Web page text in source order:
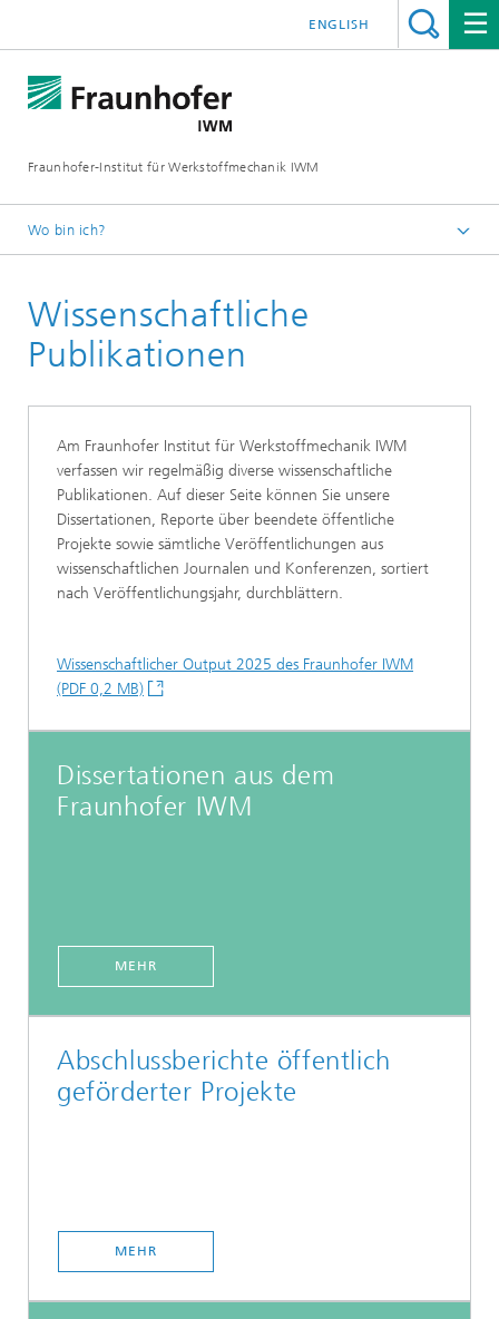
Fraunhofer-Institut für Werkstoffmechanik IWM
ENGLISH
Wo bin ich?
Wissenschaftliche Exzellenz
Wissenschaftliche
Publikationen
Am Fraunhofer Institut für Werkstoffmechanik IWM
verfassen wir regelmäßig diverse wissenschaftliche
Publikationen. Auf dieser Seite können Sie unsere
Dissertationen, Reporte über beendete öffentliche
Projekte sowie sämtliche Veröffentlichungen aus
wissenschaftlichen Journalen und Konferenzen, sortiert
nach Veröffentlichungsjahr, durchblättern.
Wissenschaftlicher Output 2025 des Fraunhofer IWM
(PDF 0,2 MB)
Dissertationen aus dem
Fraunhofer IWM
MEHR
Abschlussberichte öffentlich
geförderter Projekte
MEHR